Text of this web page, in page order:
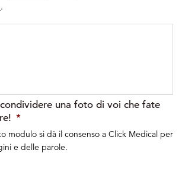
una foto di voi che fate
*
modulo si dà il consenso a Click Medical per
e delle parole.